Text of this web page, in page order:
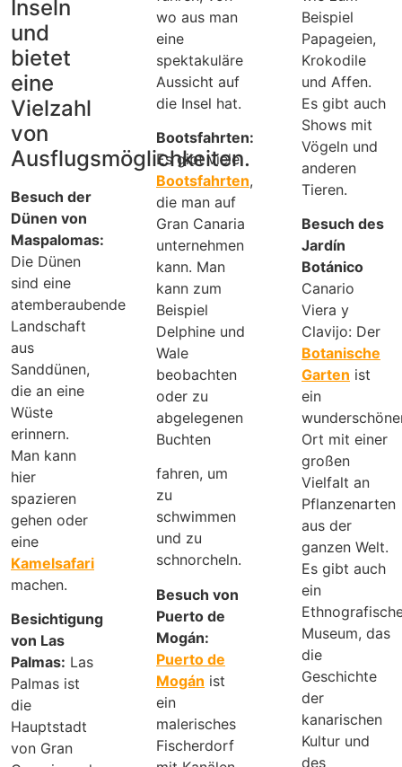
Inseln
und
bietet
eine
Vielzahl
von
Ausflugsmöglichkeiten.
Besuch der
Dünen von
Maspalomas:
Die Dünen
sind eine
atemberaubende
Landschaft
aus
Sanddünen,
die an eine
Wüste
erinnern.
Man kann
hier
spazieren
gehen oder
eine
Kamelsafari
machen.
Besichtigung
von Las
Palmas: Las
Palmas ist
die
Hauptstadt
von Gran
wo aus man
eine
spektakuläre
Aussicht auf
die Insel hat.
Bootsfahrten:
Es gibt viele
Bootsfahrten,
die man auf
Gran Canaria
unternehmen
kann. Man
kann zum
Beispiel
Delphine und
Wale
beobachten
oder zu
abgelegenen
Buchten
fahren, um
zu
schwimmen
und zu
schnorcheln.
Besuch von
Puerto de
Mogán:
Puerto de
Mogán ist
ein
malerisches
Fischerdorf
Beispiel
Papageien,
Krokodile
und Affen.
Es gibt auch
Shows mit
Vögeln und
anderen
Tieren.
Besuch des
Jardín
Botánico
Canario
Viera y
Clavijo: Der
Botanische
Garten ist
ein
Ort mit einer
großen
Vielfalt an
Pflanzenarten
aus der
ganzen Welt.
Es gibt auch
ein
Museum, das
die
Geschichte
der
kanarischen
Kultur und
des